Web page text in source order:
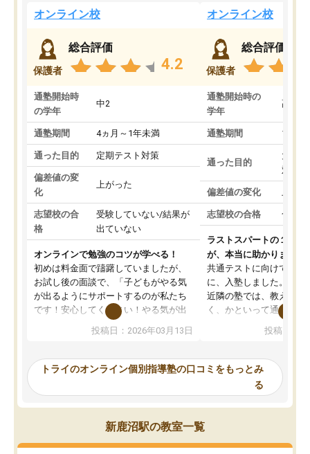
オンライン校
保護者
総合評価
4.2
通塾開始時
の学年
中2
通塾期間 4ヵ月～1年未満
通った目的 定期テスト対策
偏差値の変
化
上がった
志望校の合
格
受験していない/結果が
出ていない
オンラインで勉強のコツが学べる！
初めは料金面で躊躇していましたが、
お試し後の面談で、「子どもがやる気
が出るようにサポートするのが私たち
です！安心してください！やる気が出
ないのは私たち講師の責任です」と言
ってくださり、確かに！と考えて、思
ったんですが、学生の先生から学ぶこ
み、徐々に成績が上がったらいいなと
思っていました。何が今足りないのか
を的確に指導いただき、子どももびっ
くりするほど楽しんでやる気を持って
塾を受けています。狙い通り、少しず
投稿日：2026年03月13日
オンライン校
保護者
総合評価
通塾開始時の
学年
高3
通塾期間 1～3
通った目的
大学
対策
偏差値の変化
志望校の合格 合格
ラストスパートの１か月
が、本当に助かりました
共通テストに向けての追
に、入塾しました。田舎
近隣の塾では、教えても
く、かといって通うには
可能なので本当に助か
らないところをピンポイ
頂いて、とてもわかり
していました。一生を
スト、多少お金がかかっ
投稿日：
トライのオンライン個別指導塾の口コミをもっとみ
る
新鹿沼駅の教室一覧